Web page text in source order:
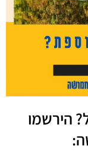
הירשמו